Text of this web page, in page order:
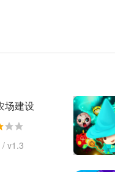
场建设
v1.3